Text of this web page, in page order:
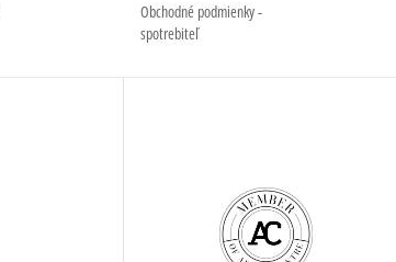
Obchodné podmienky -
spotrebiteľ